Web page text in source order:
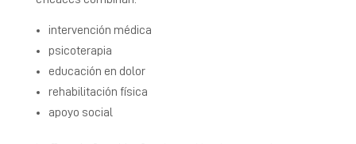
intervención médica
psicoterapia
educación en dolor
rehabilitación física
apoyo social